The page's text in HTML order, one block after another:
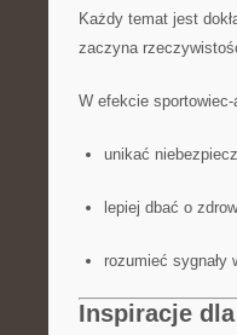
Każdy temat jest
zaczyna
W efekcie
unikać
lepiej dbać o
rozumieć sygnały
Inspiracje